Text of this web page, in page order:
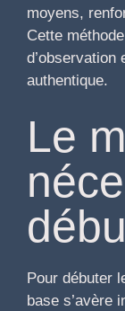
moyens,
Cette
d’observation
authentique.
Le
Pour débuter
base s’avère